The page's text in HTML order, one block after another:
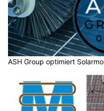
ASH Group optimiert